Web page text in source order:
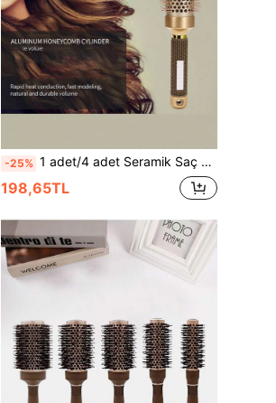
-25% 1 adet/4 adet Seramik Saç Bukle Fırçası, Alüminyum Borulu Profesyonel Salon Tipi Domuz Kılı Bukle Fırçası
198,65TL